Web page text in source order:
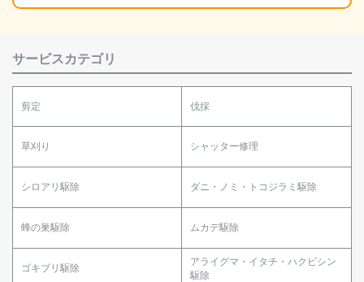
サービスカテゴリ
剪定 伐採
草刈り シャッター修理
シロアリ駆除 ダニ・ノミ・トコジラミ駆除
蜂の巣駆除 ムカデ駆除
ゴキブリ駆除
アライグマ・イタチ・ハクビシン
駆除